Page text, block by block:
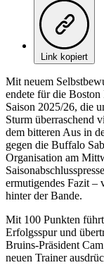
Link kopiert
Mit neuem
endete für die Boston
Saison 2025/26, die
Sturm überraschend
dem bitteren Aus in
gegen die Buffalo
Organisation am
ermutigendes Fazit –
hinter der Bande.
Mit 100 Punkten
Erfolgsspur und
Bruins-Präsident
neuen Trainer